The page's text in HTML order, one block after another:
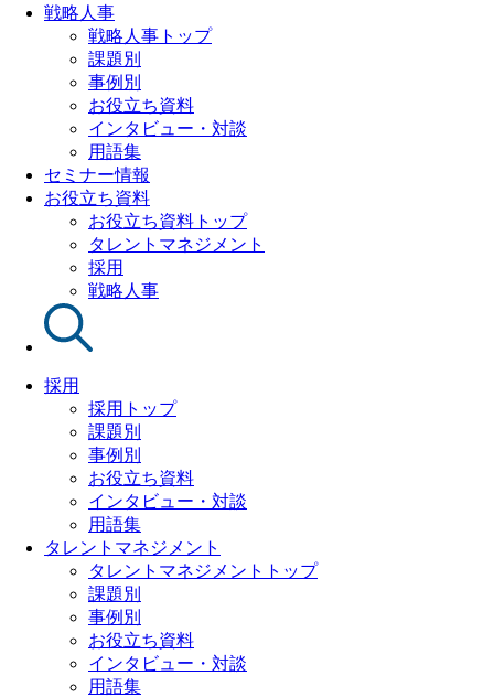
戦略人事
戦略人事トップ
課題別
事例別
お役立ち資料
インタビュー・対談
用語集
セミナー情報
お役立ち資料
お役立ち資料トップ
タレントマネジメント
採用
戦略人事
採用
採用トップ
課題別
事例別
お役立ち資料
インタビュー・対談
用語集
タレントマネジメント
タレントマネジメントトップ
課題別
事例別
お役立ち資料
インタビュー・対談
用語集